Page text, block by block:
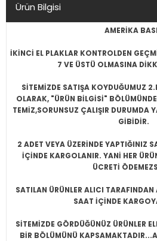
Ürün Bilgisi
AMERİKA
İKİNCİ EL PLAKLAR KONTROLDEN
7 VE ÜSTÜ OLMASINA
SİTEMİZDE SATIŞA KOYDUĞUMUZ
OLARAK, "ÜRÜN BİLGİSİ" BÖLÜMÜNDE
TEMİZ,SORUNSUZ ÇALIŞIR DURUMDA
GİBİDİR.
2 ADET VEYA ÜZERİNDE YAPTIĞINIZ
İÇİNDE KARGOLANIR. YANİ HER
ÜCRETİ
SATILAN ÜRÜNLER ALICI
SAAT İÇİNDE
SİTEMİZDE GÖRDÜĞÜNÜZ ÜRÜNLER
BİR BÖLÜMÜNÜ